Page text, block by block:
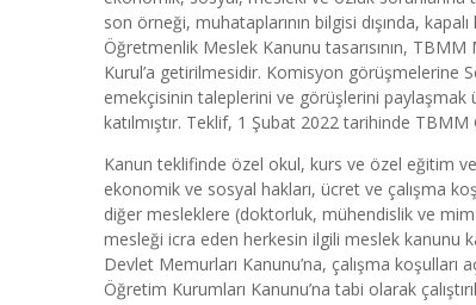
son örneği, muhataplarının bilgisi dışında,
Öğretmenlik Meslek Kanunu tasarısının,
Kurul’a getirilmesidir. Komisyon görüşmelerine
emekçisinin taleplerini ve görüşlerini paylaşmak
katılmıştır. Teklif, 1 Şubat 2022 tarihinde
Kanun teklifinde özel okul, kurs ve özel eğitim
ekonomik ve sosyal hakları, ücret ve çalışma
diğer mesleklere (doktorluk, mühendislik ve
mesleği icra eden herkesin ilgili meslek kanunu
Devlet Memurları Kanunu’na, çalışma koşulları
Öğretim Kurumları Kanunu’na tabi olarak